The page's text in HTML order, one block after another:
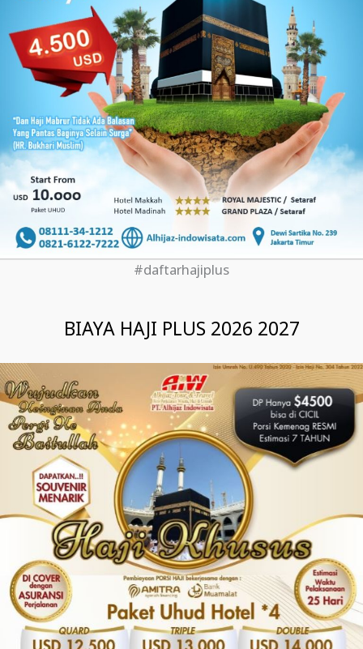
#daftarhajiplus
BIAYA HAJI PLUS 2026 2027